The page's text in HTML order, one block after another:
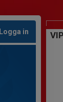
Logga in